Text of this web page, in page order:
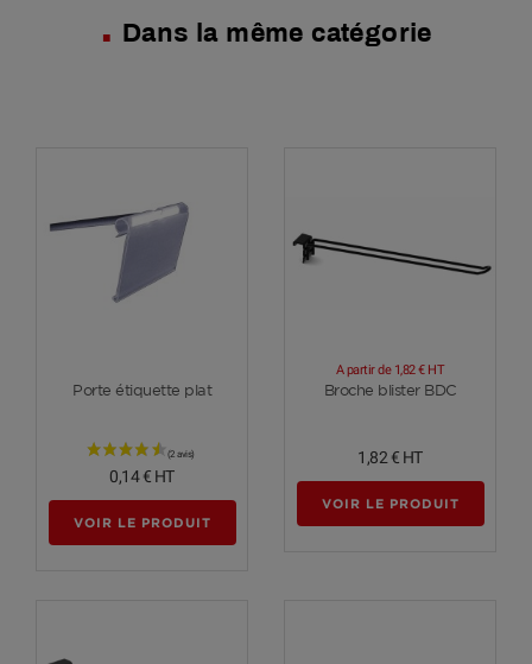
Dans la même catégorie
Voir plus
Porte étiquette plat
0,14 € HT
VOIR LE PRODUIT
Voir plus
Broche blister BDC
A partir de 1,82 € HT
1,82 € HT
VOIR LE PRODUIT